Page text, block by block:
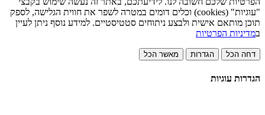
"עוגיות" (cookies) וכלים דומים במטרה לשפר את חווית הגלישה, לספק
תוכן מותאם אישית ולבצע ניתוחים סטטיסטיים. למידע נוסף ניתן לעיין
במדיניות הפרטיות
דחה הכל הגדרות מאשר הכל
הגדרות עוגיות